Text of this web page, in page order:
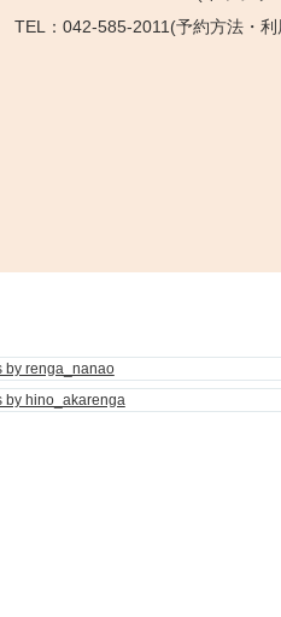
：042-585-2011(予約方法・利
by renga_nanao
by hino_akarenga